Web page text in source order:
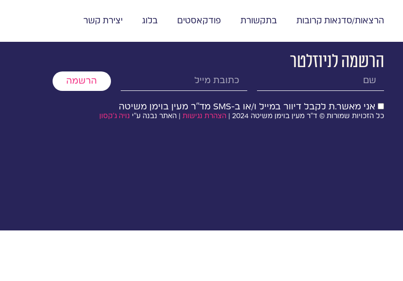
הרצאות/סדנאות קרובות בתקשורת פודקאסטים בלוג יצירת קשר
הרשמה לניוזלטר
אני מאשר.ת לקבל דיוור במייל ו/או ב-SMS מד״ר מעין בוימן משיטה
הרשמה
כל הזכויות שמורות © ד״ר מעין בוימן משיטה 2024 | הצהרת נגישות | האתר נבנה ע״י נויה ג׳קסון